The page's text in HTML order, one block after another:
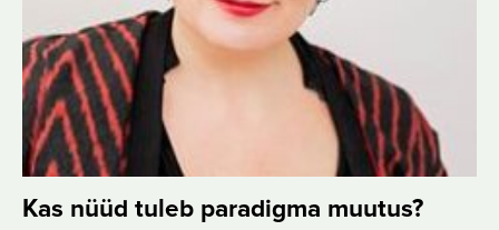
Kas nüüd tuleb paradigma muutus?